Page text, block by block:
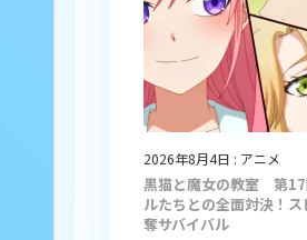
2026年8月4日 : アニメ
黒猫と魔女の教室 第
ルたちとの全面対決！
奪サバイバル